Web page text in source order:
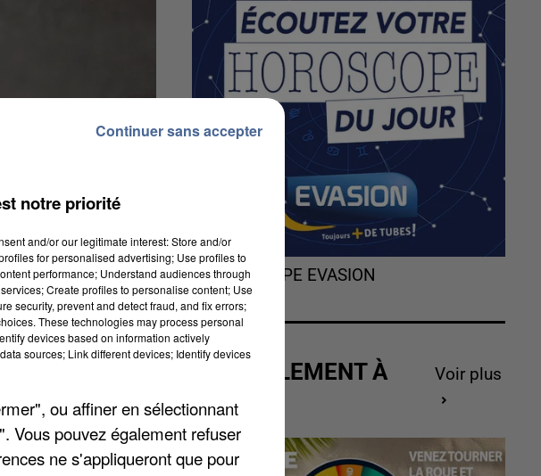
Saint-Michel et
et De
L'HOROSCOPE EVASION
ACTUELLEMENT À
GAGNER
Voir plus
notre priorité
and/or our legitimate interest: Store and/or
for personalised advertising; Use profiles to
performance; Understand audiences through
Create profiles to personalise content; Use
security, prevent and detect fraud, and fix errors;
These technologies may process personal
devices based on information actively
sources; Link different devices; Identify devices
ou affiner en sélectionnant
Vous pouvez également refuser
ne s'appliqueront que pour
Continuer sans accepter